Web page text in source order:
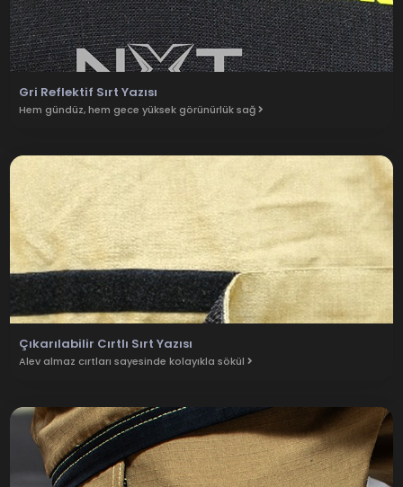
Gri Reflektif Sırt Yazısı
Hem gündüz, hem gece yüksek görünürlük sağ
Çıkarılabilir Cırtlı Sırt Yazısı
Alev almaz cırtları sayesinde kolayıkla sökül